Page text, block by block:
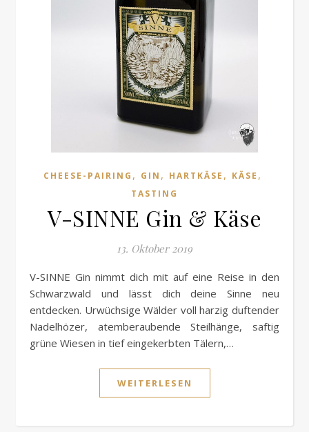
CHEESE-PAIRING , GIN , HARTKÄSE , KÄSE ,
TASTING
V-SINNE Gin & Käse
13. Oktober 2019
V-SINNE Gin nimmt dich mit auf eine Reise in den
Schwarzwald und lässt dich deine Sinne neu
entdecken. Urwüchsige Wälder voll harzig duftender
Nadelhözer, atemberaubende Steilhänge, saftig
grüne Wiesen in tief eingekerbten Tälern,…
WEITERLESEN